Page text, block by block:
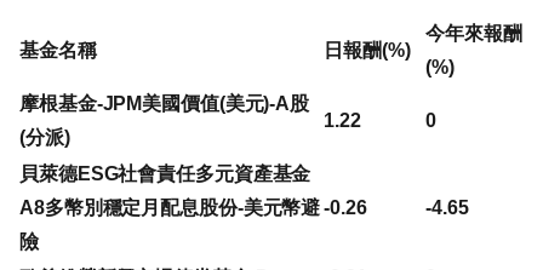
基金名稱 日報酬(%)
今年來報酬
(%)
摩根基金-JPM美國價值(美元)-A股
(分派)
1.22 0
貝萊德ESG社會責任多元資產基金
A8多幣別穩定月配息股份-美元幣避
險
-0.26 -4.65